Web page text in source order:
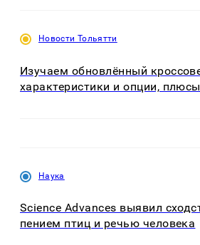
Новости Тольятти
Изучаем обновлённый
характеристики и опции, плюсы
Наука
Science Advances выявил
пением птиц и речью человека